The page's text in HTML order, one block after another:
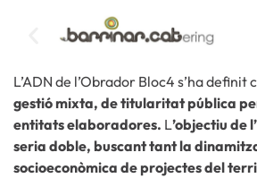
L’ADN de l’Obrador Bloc4 s’ha definit
gestió mixta, de titularitat pública
entitats elaboradores. L’objectiu de
seria doble, buscant tant la
socioeconòmica de projectes del